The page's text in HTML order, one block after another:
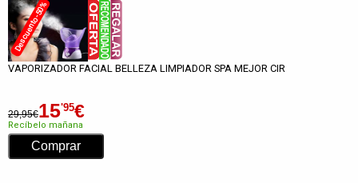
Descuento -50%
VAPORIZADOR FACIAL BELLEZA LIMPIADOR SPA MEJOR CIR
29,95€15'95€
Recíbelo mañana